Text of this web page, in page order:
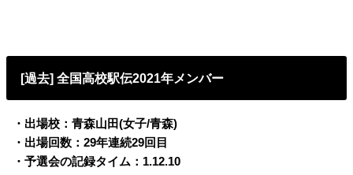
[過去] 全国高校駅伝2021年メンバー
・出場校：青森山田(女子/青森)
・出場回数：29年連続29回目
・予選会の記録タイム：1.12.10